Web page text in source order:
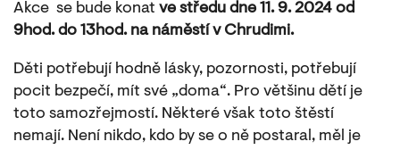
Akce se bude konat ve středu dne 11. 9. 2024 od
9hod. do 13hod. na náměstí v Chrudimi.
Děti potřebují hodně lásky, pozornosti, potřebují
pocit bezpečí, mít své „doma“. Pro většinu dětí je
toto samozřejmostí. Některé však toto štěstí
nemají. Není nikdo, kdo by se o ně postaral, měl je